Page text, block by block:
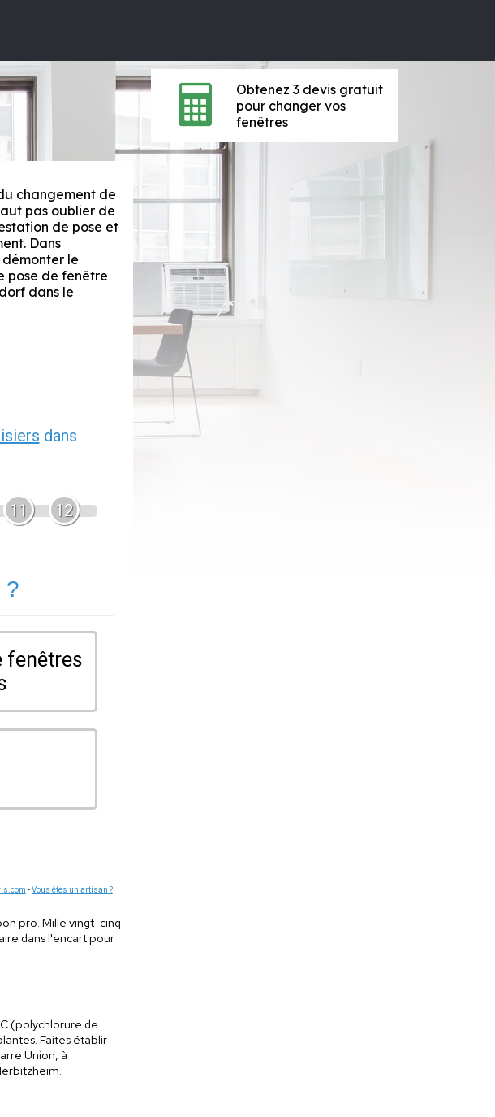
changement de
pas oublier de
de pose et
Dans
le
pose de fenêtre
dans le
dans
11 12
?
fenêtres
-Vous êtes un artisan ?
pro. Mille vingt-cinq
dans l'encart pour
(polychlorure de
Faites établir
Union, à
Obtenez 3 devis gratuit
pour changer vos
fenêtres